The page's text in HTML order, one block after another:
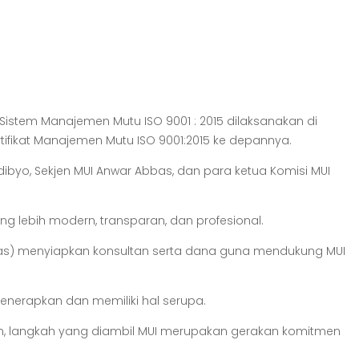
Manajemen Mutu ISO 9001 : 2015 dilaksanakan di
Manajemen Mutu ISO 9001:2015 ke depannya.
Sekjen MUI Anwar Abbas, dan para ketua Komisi MUI
lebih modern, transparan, dan profesional.
menyiapkan konsultan serta dana guna mendukung MUI
dan memiliki hal serupa.
langkah yang diambil MUI merupakan gerakan komitmen